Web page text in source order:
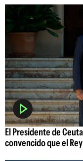
El Presidente de
convencido que el